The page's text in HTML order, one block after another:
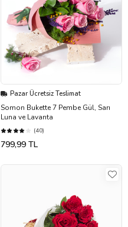
Pazar Ücretsiz Teslimat
Somon Bukette 7 Pembe Gül, Sarı
Luna ve Lavanta
(40)
799,99 TL